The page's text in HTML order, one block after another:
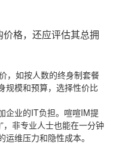
格，还应评估其总拥
，如按人数的终身制套餐
规模和预算，选择性价比
企业的IT负担。喧喧IM提
，非专业人士也能在一分钟
维压力和隐性成本。